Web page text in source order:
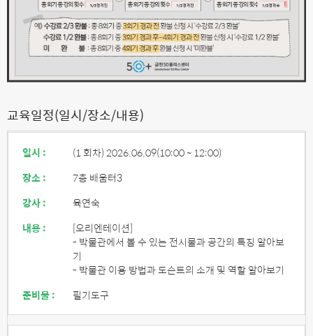
교육일정(일시/장소/내용)
일시 : (1 회차) 2026.06.09(10:00 ~ 12:00)
장소 :
7층 배움터3
강사 :
육연숙
내용 :
[오리엔테이션]
- 박물관에서 볼 수 있는 전시물과 공간의 특징 알아보
기
- 박물관 이용 방법과 도슨트의 소개 및 역할 알아보기
준비물 :
필기도구